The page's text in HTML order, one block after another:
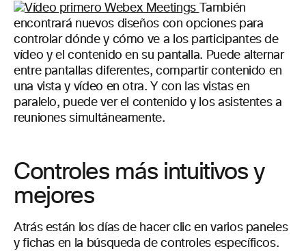
También
encontrará nuevos diseños con opciones para
controlar dónde y cómo ve a los participantes de
vídeo y el contenido en su pantalla. Puede alternar
entre pantallas diferentes, compartir contenido en
una vista y vídeo en otra. Y con las vistas en
paralelo, puede ver el contenido y los asistentes a
reuniones simultáneamente.
Controles más intuitivos y
mejores
Atrás están los días de hacer clic en varios paneles
y fichas en la búsqueda de controles específicos.